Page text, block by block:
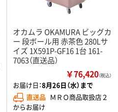
オカムラ OKAMURA ビッグカ
ー 段ボール用 赤茶色 280Lサ
イズ 1X591P-GF16 1台 161-
7063（直送品）
￥76,420（税込）
お届け日：8月26日（水）まで
直送品 ＭＲＯ商品取扱店２
からお届け